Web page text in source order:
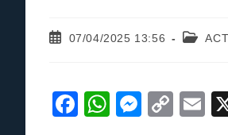
Post07/04/2025 13:56
Post
F
W
M
C
E